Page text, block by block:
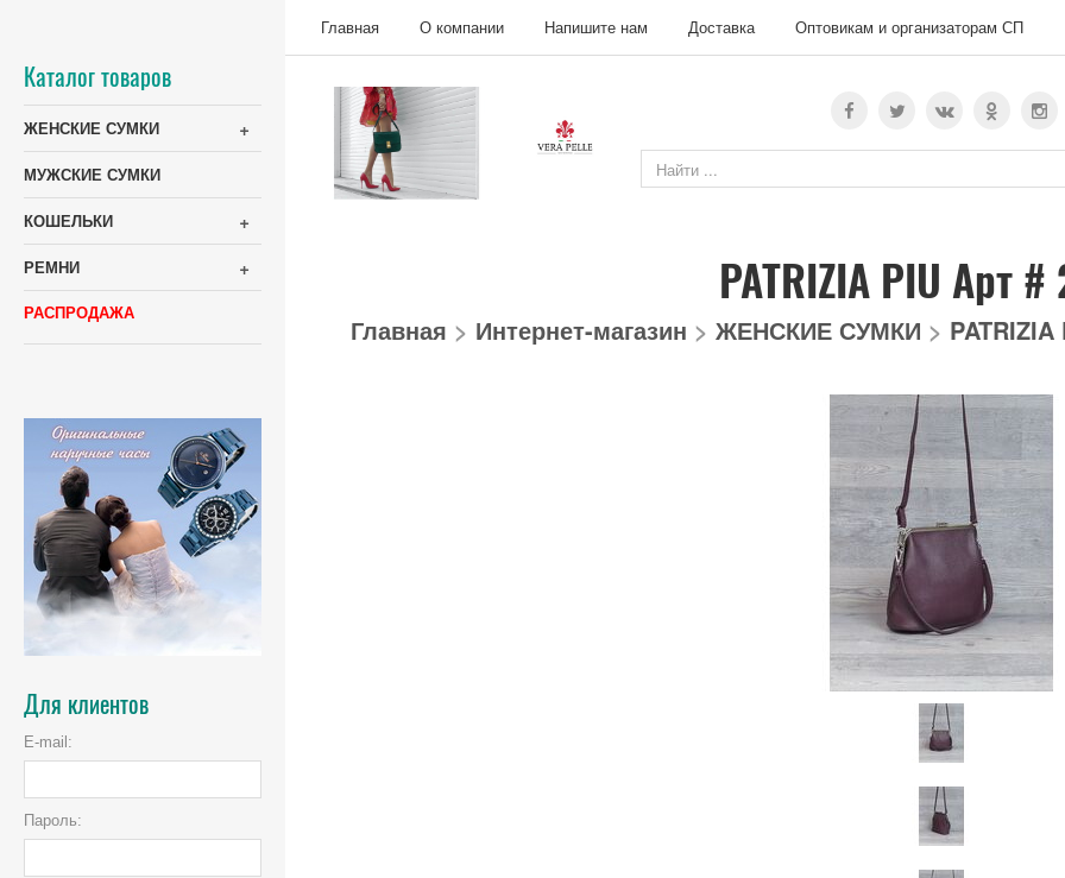
Главная О компании Напишите нам Доставка Оптовикам и организаторам СП
Каталог товаров
+
ЖЕНСКИЕ СУМКИ
МУЖСКИЕ СУМКИ
+
КОШЕЛЬКИ
+
РЕМНИ
РАСПРОДАЖА
Для клиентов
E-mail:
Пароль:
PATRIZIA PIU Арт
Главная > Интернет-магазин > ЖЕНСКИЕ СУМКИ >